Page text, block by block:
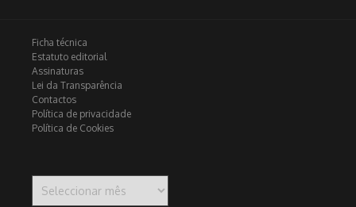
Ficha técnica
Estatuto editorial
Assinaturas
Lei da Transparência
Contactos
Política de privacidade
Política de Cookies